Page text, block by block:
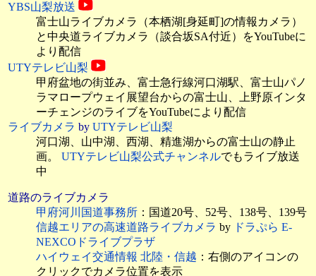
YBS山梨放送
富士山ライブカメラ（本栖湖[身延町]の情報カメラ）
と中央道ライブカメラ（談合坂SA付近）をYouTubeに
より配信
UTYテレビ山梨
甲府盆地の街並み、富士急行線河口湖駅、富士山パノ
ラマロープウェイ展望台からの富士山、上野原インタ
ーチェンジのライブをYouTubeにより配信
ライブカメラ by UTYテレビ山梨
河口湖、山中湖、西湖、精進湖からの富士山の静止
画。 UTYテレビ山梨公式チャンネルでもライブ放送
中
道路のライブカメラ
甲府河川国道事務所 ：国道20号、52号、138号、139号
信越エリアの高速道路ライブカメラ by ドラぷら E-
NEXCOドライブプラザ
ハイウェイ交通情報 北陸・信越 ：右側のアイコンの
クリックでカメラ位置を表示